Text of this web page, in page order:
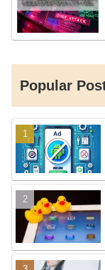
Popular